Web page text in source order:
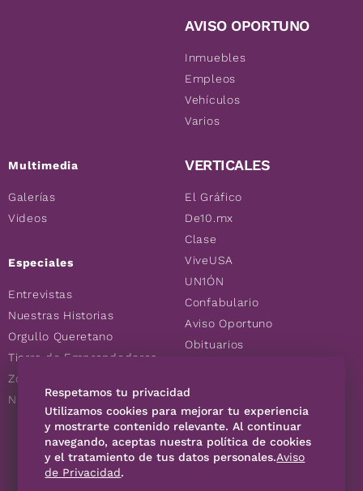
Multimedia
Galerías
Videos
Especiales
Entrevistas
Nuestras Historias
Orgullo Queretano
Tierra de Emprendedores
Zoociales
Nuevos Queretanos
AVISO OPORTUNO
Inmuebles
Empleos
Vehículos
Varios
VERTICALES
El Gráfico
De10.mx
Clase
ViveUSA
UN1ÓN
Confabulario
Aviso Oportuno
Obituarios
Consultas
SÍGUENOS
Respetamos tu privacidad
Utilizamos cookies para mejorar tu experiencia
y mostrarte contenido relevante. Al continuar
navegando, aceptas nuestra política de cookies
y el tratamiento de tus datos personales.Aviso
de Privacidad.